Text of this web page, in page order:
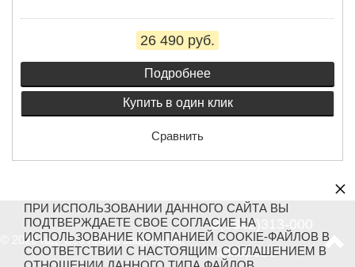
26 490 руб.
Подробнее
Купить в один клик
Сравнить
© 2026 год. Все права защищены.
8(3842)313-000
Кемерово
ПРИ ИСПОЛЬЗОВАНИИ ДАННОГО САЙТА ВЫ
ПОДТВЕРЖДАЕТЕ СВОЕ СОГЛАСИЕ НА
ИСПОЛЬЗОВАНИЕ КОМПАНИЕЙ COOKIE-ФАЙЛОВ В
СООТВЕТСТВИИ С НАСТОЯЩИМ СОГЛАШЕНИЕМ В
×